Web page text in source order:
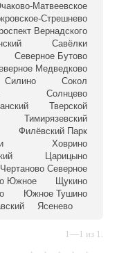
Матвеевское
Стрешнево
Вернадского
Савёлки
Северное Бутово
Медведково
Силино
Сокол
Солнцево
Тверской
Тимирязевский
Филёвский Парк
Ховрино
Царицыно
Чертаново Северное
Южное
Щукино
Южное Тушино
Ясенево
1—1 из 1.